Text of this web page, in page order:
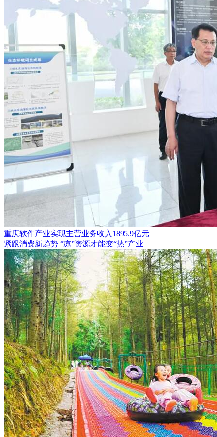
重庆软件产业实现主营业务收入1895.9亿元
紧跟消费新趋势 “凉”资源才能变“热”产业